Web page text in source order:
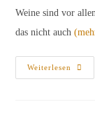
Weine sind vor
das nicht auch
Weiterlesen
Poss